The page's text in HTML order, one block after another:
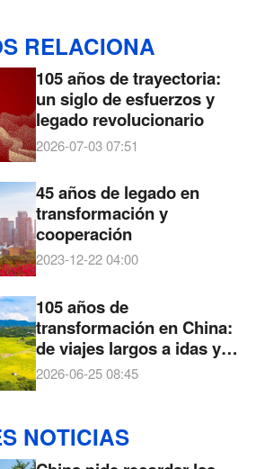
RELACIONA
105 años de trayectoria:
un siglo de esfuerzos y
legado revolucionario
2026-07-03 07:51
45 años de legado en
transformación y
cooperación
2023-12-22 04:00
105 años de
transformación en China:
de viajes largos a idas y
vueltas en un día
2026-06-25 08:45
NOTICIAS